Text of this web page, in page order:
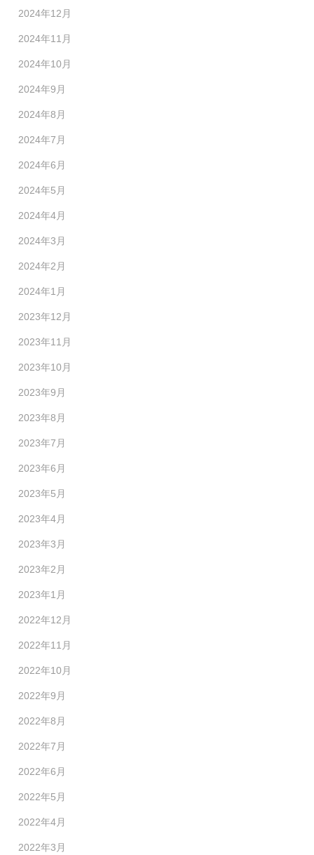
2024年12月
2024年11月
2024年10月
2024年9月
2024年8月
2024年7月
2024年6月
2024年5月
2024年4月
2024年3月
2024年2月
2024年1月
2023年12月
2023年11月
2023年10月
2023年9月
2023年8月
2023年7月
2023年6月
2023年5月
2023年4月
2023年3月
2023年2月
2023年1月
2022年12月
2022年11月
2022年10月
2022年9月
2022年8月
2022年7月
2022年6月
2022年5月
2022年4月
2022年3月